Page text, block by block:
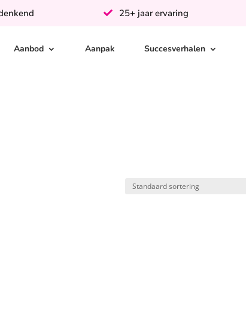
25+ jaar ervaring
Aanbod Aanpak Succesverhalen